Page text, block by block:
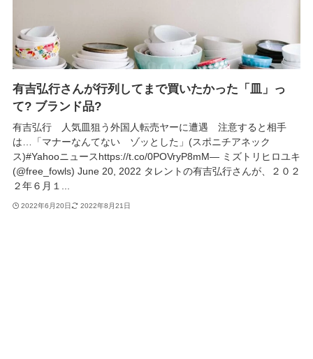
有吉弘行さんが行列してまで買いたかった「皿」っ
て? ブランド品?
有吉弘行 人気皿狙う外国人転売ヤーに遭遇 注意すると相手
は…「マナーなんてない ゾッとした」(スポニチアネック
ス)#Yahooニュースhttps://t.co/0POVryP8mM— ミズトリヒロユキ
(@free_fowls) June 20, 2022 タレントの有吉弘行さんが、２０２
２年６月１...
2022年6月20日 2022年8月21日